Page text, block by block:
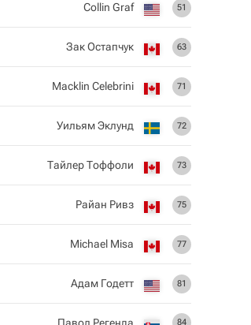
51
Collin Graf
63
Зак Остапчук
71
Macklin Celebrini
72
Уильям Эклунд
73
Тайлер Тоффоли
75
Райан Ривз
77
Michael Misa
81
Адам Годетт
84
Павол Регенда